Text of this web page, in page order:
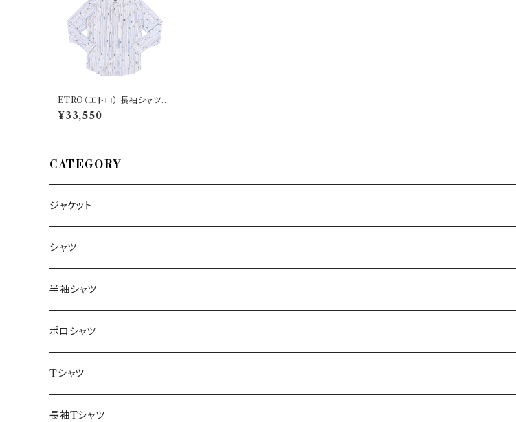
ETRO（エトロ） 長袖シャツ 1
K526 5260 25059
¥33,550
CATEGORY
ジャケット
～44/S
46/M
48/L
50/XL～
シャツ
～44/S
46/M
48/L
50/XL～
半袖シャツ
～44/S
46/M
48/L
ポロシャツ
～44/S
46/M
Tシャツ
～44/S
長袖Tシャツ